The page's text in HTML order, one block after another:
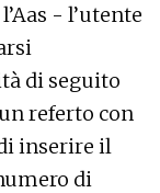
- l’utente
di seguito
referto con
inserire il
di